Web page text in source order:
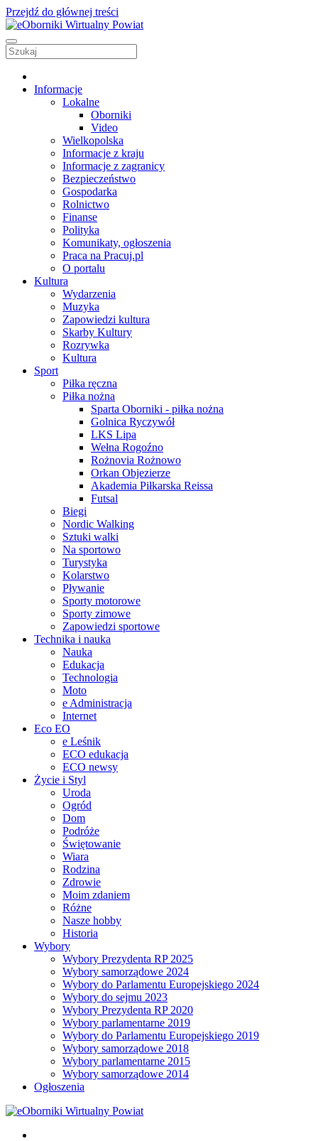
Przejdź do głównej treści
Informacje
Lokalne
Oborniki
Video
Wielkopolska
Informacje z kraju
Informacje z zagranicy
Bezpieczeństwo
Gospodarka
Rolnictwo
Finanse
Polityka
Komunikaty, ogłoszenia
Praca na Pracuj.pl
O portalu
Kultura
Wydarzenia
Muzyka
Zapowiedzi kultura
Skarby Kultury
Rozrywka
Kultura
Sport
Piłka ręczna
Piłka nożna
Sparta Oborniki - piłka nożna
Golnica Ryczywół
LKS Lipa
Wełna Rogoźno
Rożnovia Rożnowo
Orkan Objezierze
Akademia Piłkarska Reissa
Futsal
Biegi
Nordic Walking
Sztuki walki
Na sportowo
Turystyka
Kolarstwo
Pływanie
Sporty motorowe
Sporty zimowe
Zapowiedzi sportowe
Technika i nauka
Nauka
Edukacja
Technologia
Moto
e Administracja
Internet
Eco EO
e Leśnik
ECO edukacja
ECO newsy
Życie i Styl
Uroda
Ogród
Dom
Podróże
Świętowanie
Wiara
Rodzina
Zdrowie
Moim zdaniem
Różne
Nasze hobby
Historia
Wybory
Wybory Prezydenta RP 2025
Wybory samorządowe 2024
Wybory do Parlamentu Europejskiego 2024
Wybory do sejmu 2023
Wybory Prezydenta RP 2020
Wybory parlamentarne 2019
Wybory do Parlamentu Europejskiego 2019
Wybory samorządowe 2018
Wybory parlamentarne 2015
Wybory samorządowe 2014
Ogłoszenia